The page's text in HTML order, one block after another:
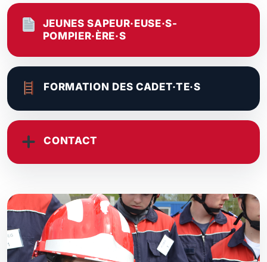
JEUNES SAPEUR·EUSE·S-
POMPIER·ÈRE·S
FORMATION DES CADET·TE·S
CONTACT